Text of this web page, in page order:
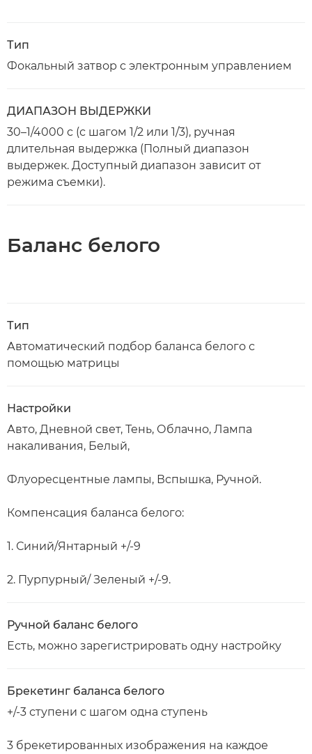
Тип
Фокальный затвор с электронным управлением
ДИАПАЗОН ВЫДЕРЖКИ
30–1/4000 с (с шагом 1/2 или 1/3), ручная
длительная выдержка (Полный диапазон
выдержек. Доступный диапазон зависит от
режима съемки).
Баланс белого
Тип
Автоматический подбор баланса белого с
помощью матрицы
Настройки
Авто, Дневной свет, Тень, Облачно, Лампа
накаливания, Белый,
Флуоресцентные лампы, Вспышка, Ручной.
Компенсация баланса белого:
1. Синий/Янтарный +/-9
2. Пурпурный/ Зеленый +/-9.
Ручной баланс белого
Есть, можно зарегистрировать одну настройку
Брекетинг баланса белого
+/-3 ступени с шагом одна ступень
3 брекетированных изображения на каждое